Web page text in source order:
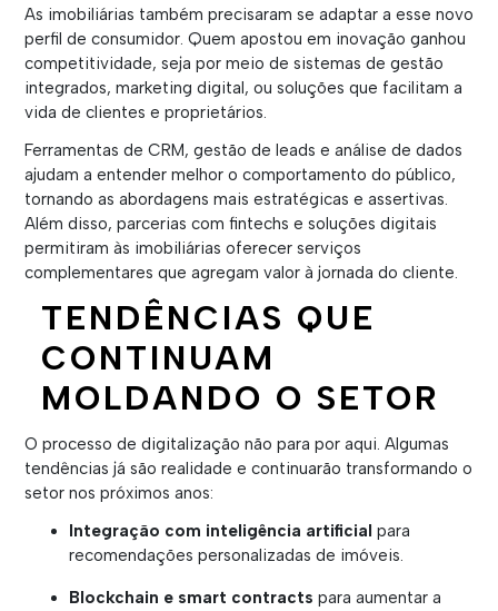
As imobiliárias também precisaram se adaptar a esse novo
perfil de consumidor. Quem apostou em inovação ganhou
competitividade, seja por meio de sistemas de gestão
integrados, marketing digital, ou soluções que facilitam a
vida de clientes e proprietários.
Ferramentas de CRM, gestão de leads e análise de dados
ajudam a entender melhor o comportamento do público,
tornando as abordagens mais estratégicas e assertivas.
Além disso, parcerias com fintechs e soluções digitais
permitiram às imobiliárias oferecer serviços
complementares que agregam valor à jornada do cliente.
TENDÊNCIAS QUE
CONTINUAM
MOLDANDO O SETOR
O processo de digitalização não para por aqui. Algumas
tendências já são realidade e continuarão transformando o
setor nos próximos anos:
Integração com inteligência artificial para
recomendações personalizadas de imóveis.
Blockchain e smart contracts para aumentar a